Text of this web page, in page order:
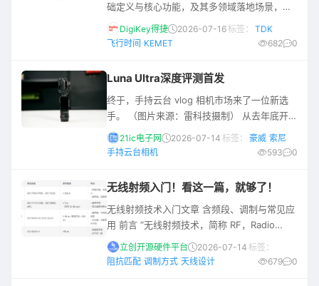
前云端机柜
础定义与核心功能，及其多领域落地场景，并
从检测模式、结构、材料、使用环境四大分类
维度，逐一拆解11类不同超声波传感器的运作
梳理了实际使用过程中高频出现的常见问题的
诱因与对应解决方法，为相关从业者的选型、
调试与维护提供了完整实用的参考指南。 超声
波**传感器**是一种利用超声波来
DigiKey得捷 2026-07-16标签：
TDK
飞行时间 KEMET 682 0
Luna Ultra深度评测首发
终于，手持云台 vlog 相机市场来了一位新选
手。 （图片来源：雷科技摄制） 从去年底开
始，网上就有不少关于影石 Luna的爆料，直到
今年 4 月官方才确认，雷科技也是有幸在正式
手持云台 vlog 相机到底是个什么水平。 分享
体验前先说下价格：影石Insta360 Luna Ultra
的官网标准套装价为47
21ic电子网 2026-07-14 标签： 豪威 索尼
手持云台相机
593 0
无线射频入门！看这一篇，就够了！
无线射频技术入门文章 含频段、调制与常见应
用 前言 “无线射频技术，简称 RF，Radio
Frequency，通常指几十kHz到几百GHz范围
内的电磁波应用。说的再大白话一些就是——
立创开源硬件平台 2026-07-14 标签：
阻抗匹配 调制方式 天线设计 679 0